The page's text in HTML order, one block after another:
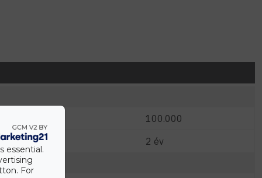
100.000
2 év
essential.
For